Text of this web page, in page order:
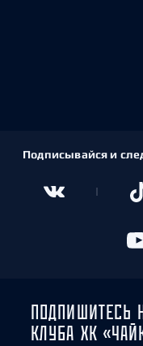
Подписывайся и
ПОДПИШИТЕСЬ
КЛУБА ХК